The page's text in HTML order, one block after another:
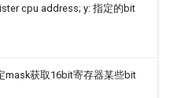
cpu address; y: 指定的bit
mask获取16bit寄存器某些bit